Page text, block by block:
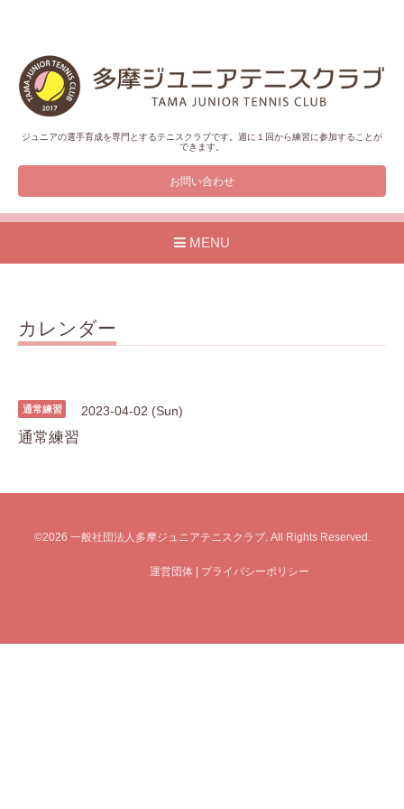
ジュニアの選手育成を専門とするテニスクラブです。週に１回から練習に参加することが
できます。
お問い合わせ
MENU
カレンダー
通常練習 2023-04-02 (Sun)
通常練習
©2026 一般社団法人多摩ジュニアテニスクラブ. All Rights Reserved.
運営団体 | プライバシーポリシー